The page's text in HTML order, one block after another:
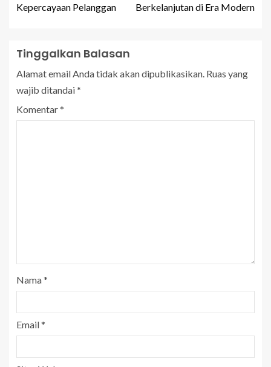
Kepercayaan Pelanggan
Berkelanjutan di Era Modern
Tinggalkan Balasan
Alamat email Anda tidak akan dipublikasikan. Ruas yang
wajib ditandai*
Komentar*
Nama*
Email*